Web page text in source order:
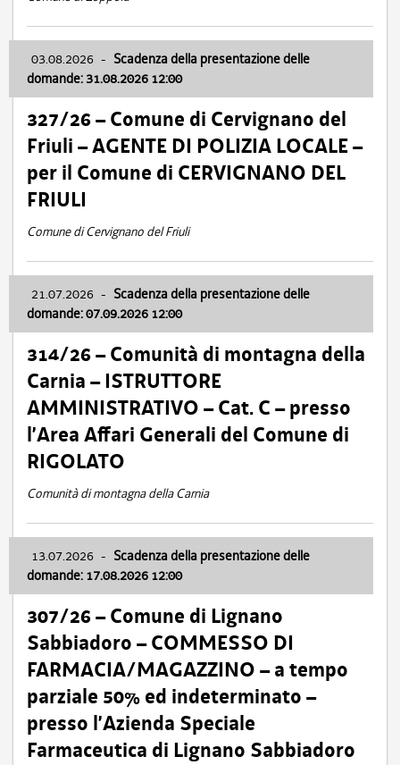
03.08.2026 - Scadenza della presentazione delle
domande: 31.08.2026 12:00
327/26 – Comune di Cervignano del
Friuli – AGENTE DI POLIZIA LOCALE –
per il Comune di CERVIGNANO DEL
FRIULI
Comune di Cervignano del Friuli
21.07.2026 - Scadenza della presentazione delle
domande: 07.09.2026 12:00
314/26 – Comunità di montagna della
Carnia – ISTRUTTORE
AMMINISTRATIVO – Cat. C – presso
l’Area Affari Generali del Comune di
RIGOLATO
Comunità di montagna della Carnia
13.07.2026 - Scadenza della presentazione delle
domande: 17.08.2026 12:00
307/26 – Comune di Lignano
Sabbiadoro – COMMESSO DI
FARMACIA/MAGAZZINO – a tempo
parziale 50% ed indeterminato –
presso l’Azienda Speciale
Farmaceutica di Lignano Sabbiadoro